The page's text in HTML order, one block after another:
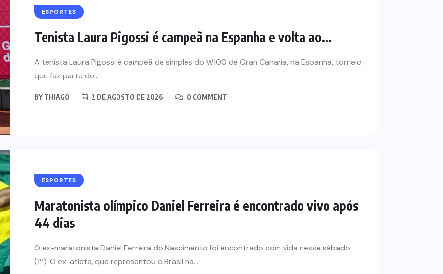
ESPORTES
Tenista Laura Pigossi é campeã na Espanha e volta ao...
A tenista Laura Pigossi é campeã de simples do W100 de Gran Canaria, na Espanha, torneio
que faz parte do...
BY THIAGO 2 DE AGOSTO DE 2026 0 COMMENT
ESPORTES
Maratonista olímpico Daniel Ferreira é encontrado vivo após
44 dias
O ex-maratonista Daniel Ferreira do Nascimento foi encontrado com vida nesse sábado
(1º). O ex-atleta, que representou o Brasil na...